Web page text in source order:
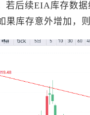
若后续EIA库存数
果库存意外增加，